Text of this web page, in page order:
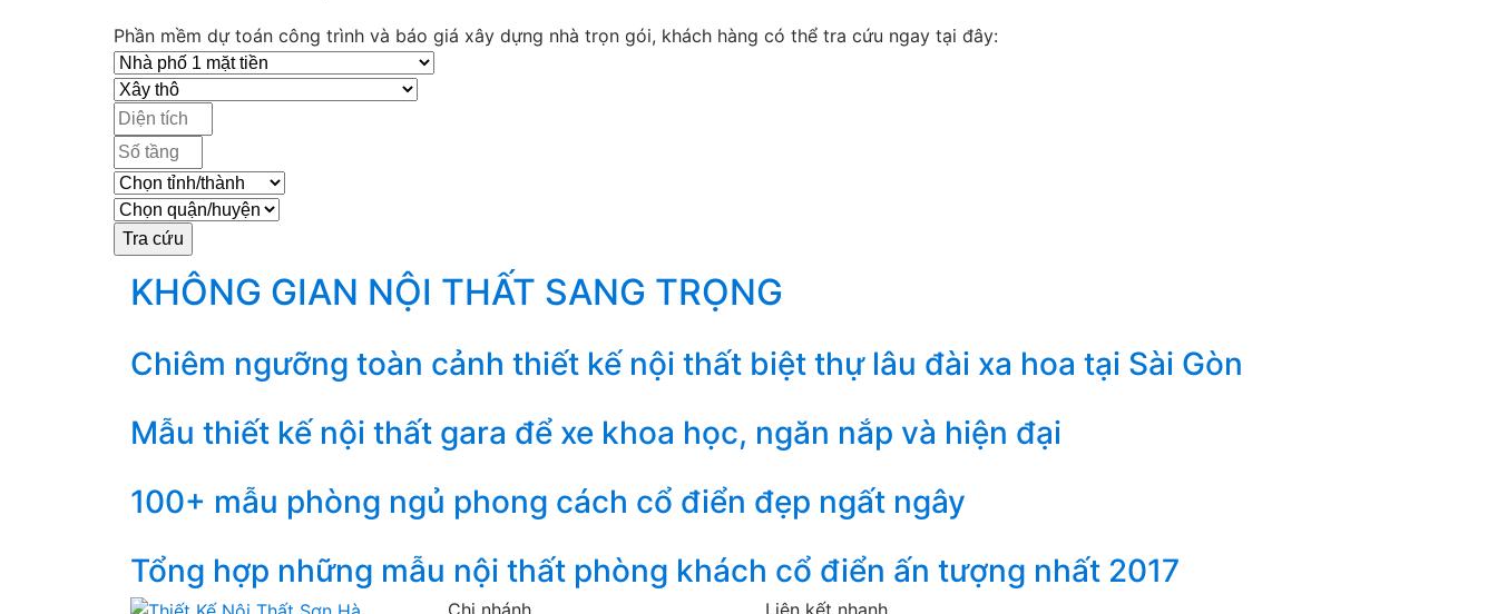
Phần mềm dự toán công trình và báo giá xây dựng nhà trọn gói, khách hàng có thể tra cứu ngay tại đây:
KHÔNG GIAN NỘI THẤT SANG TRỌNG
Chiêm ngưỡng toàn cảnh thiết kế nội thất biệt thự lâu đài xa hoa tại Sài Gòn
Mẫu thiết kế nội thất gara để xe khoa học, ngăn nắp và hiện đại
100+ mẫu phòng ngủ phong cách cổ điển đẹp ngất ngây
Tổng hợp những mẫu nội thất phòng khách cổ điển ấn tượng nhất 2017
Chi nhánh
Liên kết nhanh